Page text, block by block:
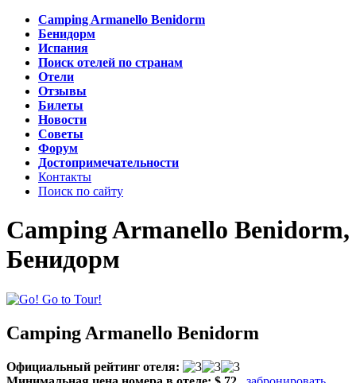
Camping Armanello Benidorm
Бенидорм
Испания
Поиск отелей по странам
Отели
Отзывы
Билеты
Новости
Советы
Форум
Достопримечательности
Контакты
Поиск по сайту
Camping Armanello Benidorm,
Бенидорм
Camping Armanello Benidorm
Официальный рейтинг отеля: